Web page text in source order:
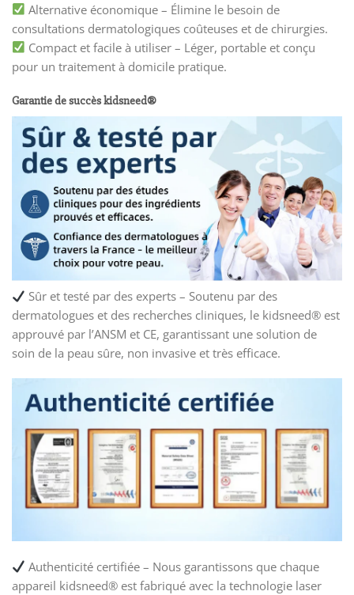
Alternative économique – Élimine le besoin de
consultations dermatologiques coûteuses et de chirurgies.
Compact et facile à utiliser – Léger, portable et conçu
pour un traitement à domicile pratique.
Garantie de succès kidsneed®
Sûr et testé par des experts – Soutenu par des
dermatologues et des recherches cliniques, le kidsneed® est
approuvé par l’ANSM et CE, garantissant une solution de
soin de la peau sûre, non invasive et très efficace.
Authenticité certifiée – Nous garantissons que chaque
appareil kidsneed® est fabriqué avec la technologie laser